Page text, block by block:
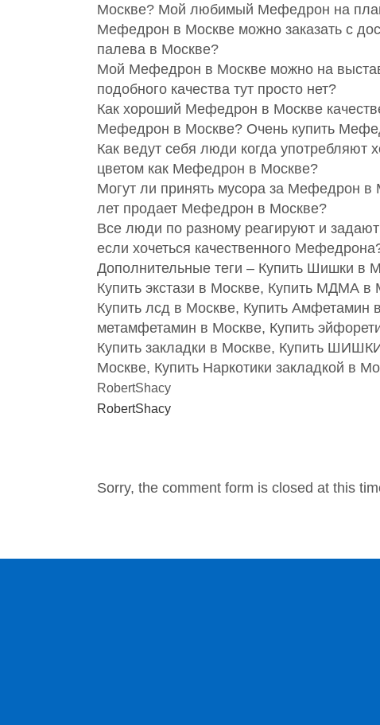
Москве? Мой любимый Мефедрон на
Мефедрон в Москве можно заказать с
палева в Москве?
Мой Мефедрон в Москве можно на
подобного качества тут просто нет?
Как хороший Мефедрон в Москве
Мефедрон в Москве? Очень купить
Как ведут себя люди когда
цветом как Мефедрон в Москве?
Могут ли принять мусора за Мефедрон в
лет продает Мефедрон в Москве?
Все люди по разному реагируют и
если хочеться качественного
Дополнительные теги – Купить Шишки в
Купить экстази в Москве, Купить МДМА в
Купить лсд в Москве, Купить Амфетамин
метамфетамин в Москве, Купить
Купить закладки в Москве, Купить
Москве, Купить Наркотики закладкой в
RobertShacy
RobertShacy
Sorry, the comment form is closed at this